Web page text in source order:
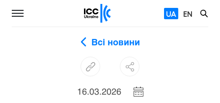
UA EN
Всі новини
16.03.2026